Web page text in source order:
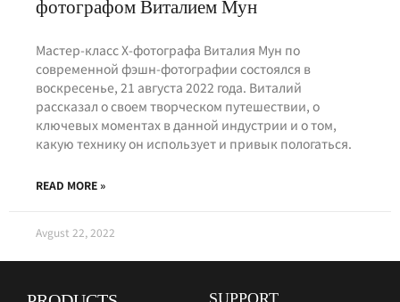
фотографом Виталием Мун
Мастер-класс Х-фотографа Виталия Мун по
современной фэшн-фотографии состоялся в
воскресенье, 21 августа 2022 года. Виталий
рассказал о своем творческом путешествии, о
ключевых моментах в данной индустрии и о том,
какую технику он использует и привык пологаться.
READ MORE »
Avgust 22, 2022
SUPPORT